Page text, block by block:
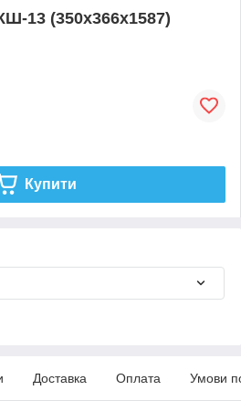
13 (350x366x1587)
Купити
Доставка Оплата Умови